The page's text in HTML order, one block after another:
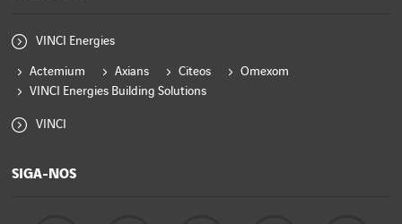
VINCI Energies
Actemium Axians Citeos
Omexom
VINCI Energies Building Solutions
VINCI
SIGA-NOS